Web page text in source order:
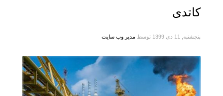
کاتدی
پنجشنبه, 11 دی 1399 توسط مدیر وب سایت